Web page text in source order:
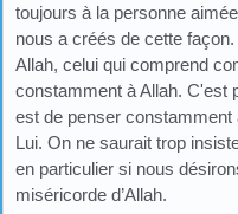
toujours à la personne
nous a créés de cette
Allah, celui qui comprend
constamment à Allah. C'est
est de penser constamment
Lui. On ne saurait trop
en particulier si nous
miséricorde d’Allah.